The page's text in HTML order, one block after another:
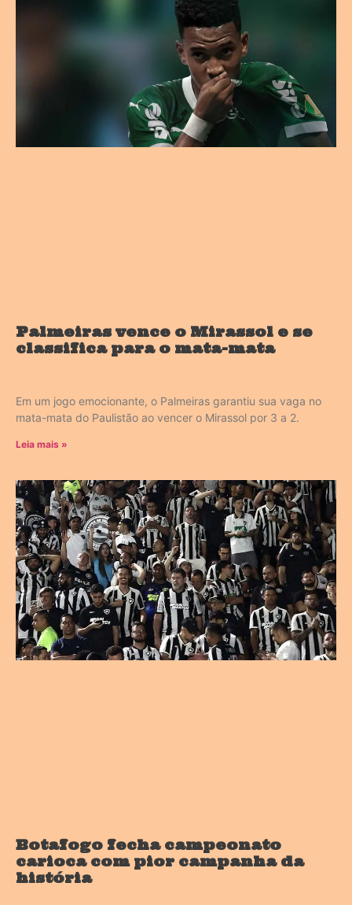
Palmeiras vence o Mirassol e se
classifica para o mata-mata
Em um jogo emocionante, o Palmeiras garantiu sua vaga no
mata-mata do Paulistão ao vencer o Mirassol por 3 a 2.
Leia mais »
Botafogo fecha campeonato
carioca com pior campanha da
história